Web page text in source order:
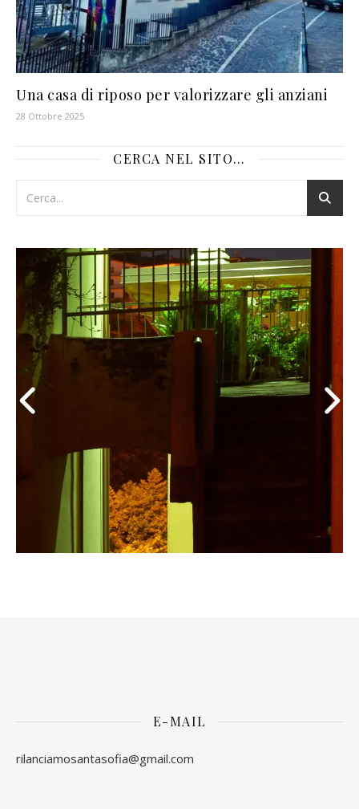
Una casa di riposo per valorizzare gli anziani
28 Ottobre 2025
CERCA NEL SITO…
E-MAIL
rilanciamosantasofia@gmail.com